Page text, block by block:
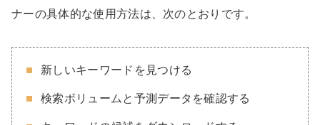
ナーの具体的な使用方法は、次のとおりです。
新しいキーワードを見つける
検索ボリュームと予測データを確認する